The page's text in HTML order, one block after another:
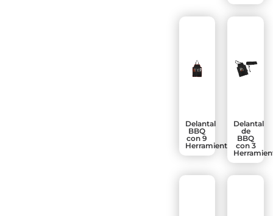
Delantal
BBQ
con 9
Herramientas
Delantal
de
BBQ
con 3